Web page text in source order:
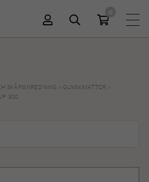
0
SKÅPSINREDNING GUMMIMATTOR
300